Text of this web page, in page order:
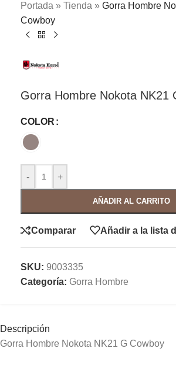
Portada » Tienda » Gorra Hombre
Cowboy
Gorra Hombre Nokota NK21
COLOR
- +
AÑADIR AL CARRITO
Comparar Añadir a la lista
SKU: 9003335
Categoría: Gorra Hombre
Descripción
Gorra Hombre Nokota NK21 G Cowboy